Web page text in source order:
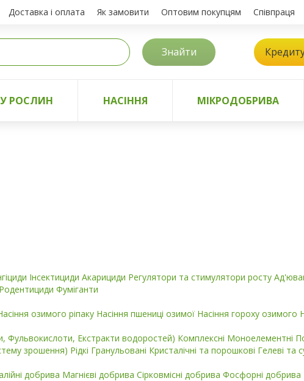
Доставка і оплата Як замовити Оптовим покупцям Співпраця
Знайти
РОСЛИН НАСІННЯ МІКРОДОБРИВА
Інсектициди Акарициди Регулятори та стимулятори росту
Родентициди Фуміганти
озимого ріпаку Насіння пшениці озимої Насіння гороху озимого
Фульвокислоти, Екстракти водоростей) Комплексні Моноелементні
зрошення) Рідкі Гранульовані Кристалічні та порошкові Гелеві та
добрива Магнієві добрива Сірковмісні добрива Фосфорні добрива